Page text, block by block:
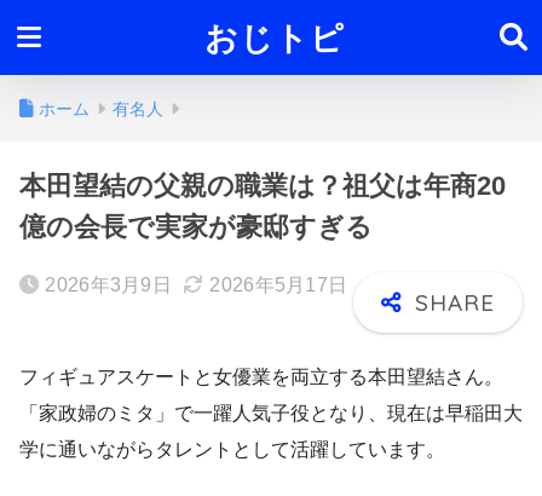
おじトピ
ホーム 有名人
本田望結の父親の職業は？祖父は年商20
億の会長で実家が豪邸すぎる
2026年3月9日 2026年5月17日
フィギュアスケートと女優業を両立する本田望結さん。
「家政婦のミタ」で一躍人気子役となり、現在は早稲田大
学に通いながらタレントとして活躍しています。